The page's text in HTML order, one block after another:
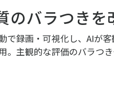
のバラつきを
で録画・可視化し、AIが
。主観的な評価のバラつ